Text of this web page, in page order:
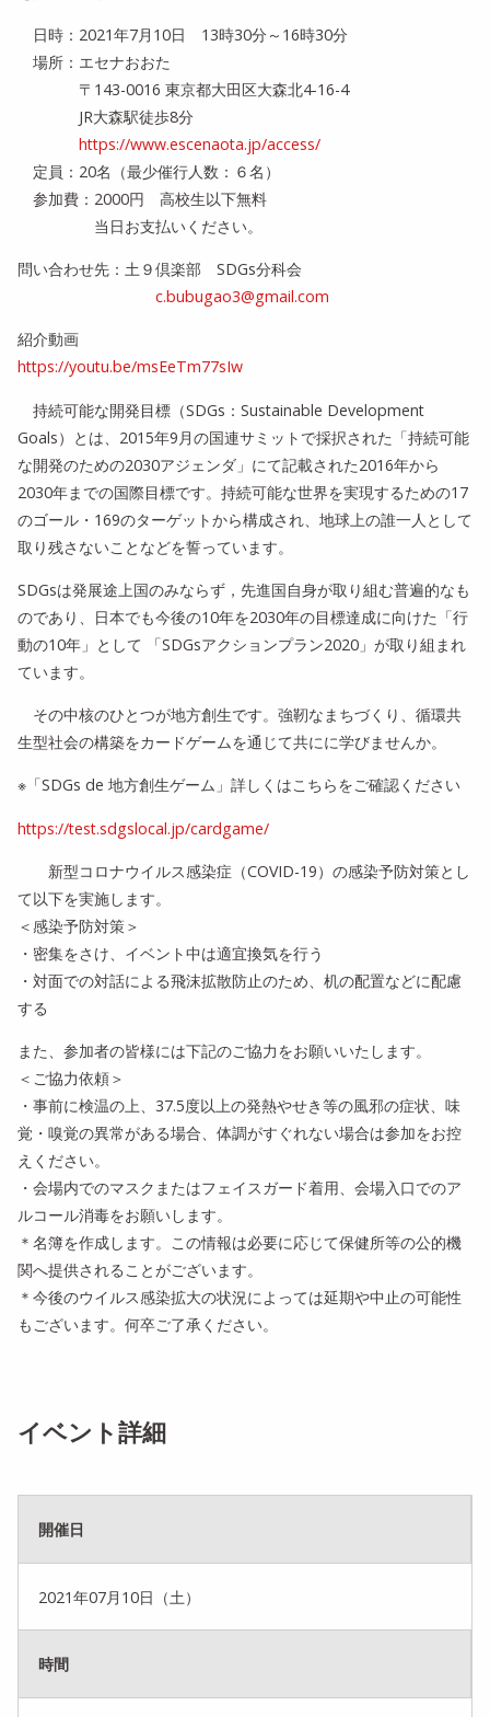
日時：2021年7月10日 13時30分～16時30分
場所：エセナおおた
〒143-0016 東京都大田区大森北4-16-4
JR大森駅徒歩8分
https://www.escenaota.jp/access/
定員：20名（最少催行人数：６名）
参加費：2000円 高校生以下無料
当日お支払いください。
問い合わせ先：土９倶楽部 SDGs分科会
c.bubugao3@gmail.com
紹介動画
https://youtu.be/msEeTm77sIw
持続可能な開発目標（SDGs：Sustainable Development
Goals）とは、2015年9月の国連サミットで採択された「持続可能
な開発のための2030アジェンダ」 にて記載された2016年から
2030年までの国際目標です。 持続可能な世界を実現するための17
のゴール・ 169のターゲットから構成され、 地球上の誰一人として
取り残さないことなどを誓っています。
SDGsは発展途上国のみならず， 先進国自身が取り組む普遍的なも
のであり、
日本でも今後の10年を2030年の目標達成に向けた「行
動の10年」として 「SDGsアクションプラン2020」が取り組まれ
ています。
その中核のひとつが地方創生です。強靭なまちづくり、 循環共
生型社会の構築をカードゲームを通じて共にに学びませんか。
※「SDGs de 地方創生ゲーム」詳しくはこちらをご確認ください
https://test.sdgslocal.jp/cardgame/
新型コロナウイルス感染症（COVID-19） の感染予防対策とし
て以下を実施します。
＜感染予防対策＞
・密集をさけ、イベント中は適宜換気を行う
・対面での対話による飛沫拡散防止のため、 机の配置などに配慮
する
また、参加者の皆様には下記のご協力をお願いいたします。
＜ご協力依頼＞
・事前に検温の上、37.5度以上の発熱やせき等の風邪の症状、 味
覚・嗅覚の異常がある場合、 体調がすぐれない場合は参加をお控
えください。
・会場内でのマスクまたはフェイスガード着用、 会場入口でのア
ルコール消毒をお願いします。
＊名簿を作成します。 この情報は必要に応じて保健所等の公的機
関へ提供されることがございます。
＊ 今後のウイルス感染拡大の状況によっては延期や中止の可能性
もございます。何卒ご了承ください。
イベント詳細
開催日
2021年07月10日（土）
時間